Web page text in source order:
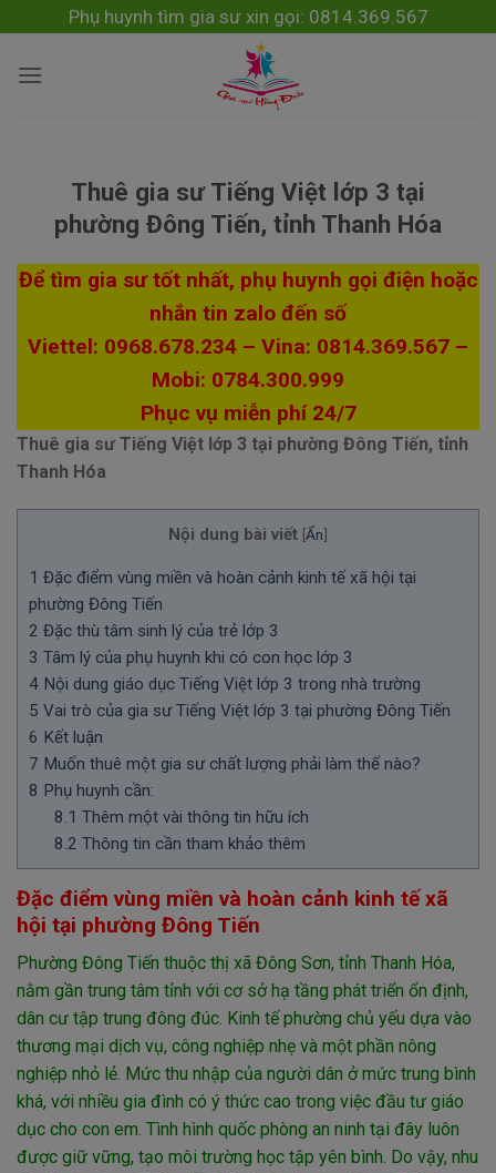
to
content
Phụ huynh tìm gia sư xin gọi: 0814.369.567
Thuê gia sư Tiếng Việt lớp 3 tại
phường Đông Tiến, tỉnh Thanh Hóa
Để tìm gia sư tốt nhất, phụ huynh gọi điện hoặc
nhắn tin zalo đến số
Viettel: 0968.678.234 – Vina: 0814.369.567 –
Mobi: 0784.300.999
Phục vụ miễn phí 24/7
Thuê gia sư Tiếng Việt lớp 3 tại phường Đông Tiến, tỉnh
Thanh Hóa
Nội dung bài viết [Ẩn]
1 Đặc điểm vùng miền và hoàn cảnh kinh tế xã hội tại
phường Đông Tiến
2 Đặc thù tâm sinh lý của trẻ lớp 3
3 Tâm lý của phụ huynh khi có con học lớp 3
4 Nội dung giáo dục Tiếng Việt lớp 3 trong nhà trường
5 Vai trò của gia sư Tiếng Việt lớp 3 tại phường Đông Tiến
6 Kết luận
7 Muốn thuê một gia sư chất lượng phải làm thế nào?
8 Phụ huynh cần:
8.1 Thêm một vài thông tin hữu ích
8.2 Thông tin cần tham khảo thêm
Đặc điểm vùng miền và hoàn cảnh kinh tế xã
hội tại phường Đông Tiến
Phường Đông Tiến thuộc thị xã Đông Sơn, tỉnh Thanh Hóa,
nằm gần trung tâm tỉnh với cơ sở hạ tầng phát triển ổn định,
dân cư tập trung đông đúc. Kinh tế phường chủ yếu dựa vào
thương mại dịch vụ, công nghiệp nhẹ và một phần nông
nghiệp nhỏ lẻ. Mức thu nhập của người dân ở mức trung bình
khá, với nhiều gia đình có ý thức cao trong việc đầu tư giáo
dục cho con em. Tình hình quốc phòng an ninh tại đây luôn
được giữ vững, tạo môi trường học tập yên bình. Do vậy, nhu
modal-check